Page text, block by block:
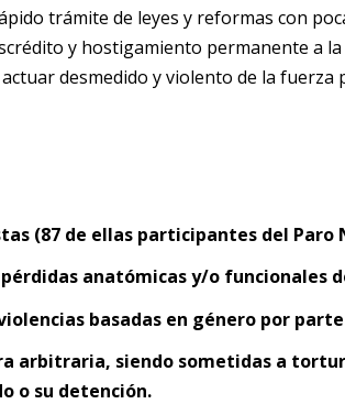
trámite de leyes y reformas con
y hostigamiento permanente a
desmedido y violento de la fuerza
(87 de ellas participantes del Paro
anatómicas y/o funcionales
basadas en género por
arbitraria, siendo sometidas a
o su detención.